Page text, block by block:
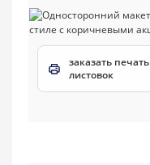
заказать печать
листовок